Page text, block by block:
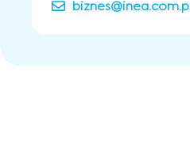
biznes@inea.com.pl